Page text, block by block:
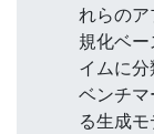
れらの
規化ベ
イムに分
ベンチ
る生成